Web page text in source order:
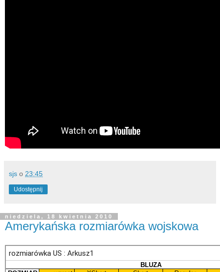
sjs o 23:45
Udostępnij
niedziela, 18 kwietnia 2010
Amerykańska rozmiarówka wojskowa